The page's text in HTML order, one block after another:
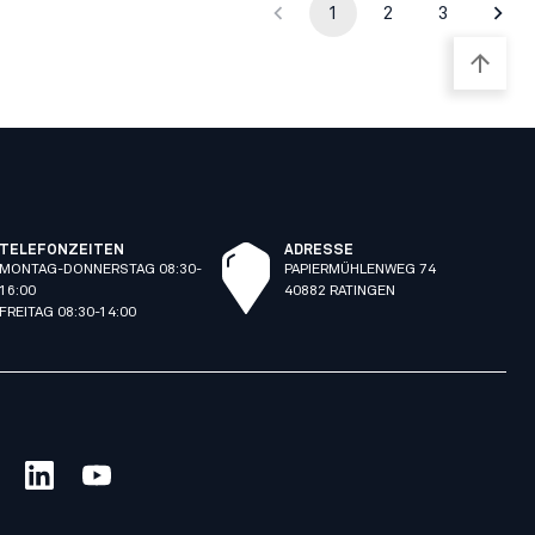
1 2 3
TELEFONZEITEN
MONTAG-DONNERSTAG 08:30-
16:00
FREITAG 08:30-14:00
ADRESSE
PAPIERMÜHLENWEG 74
40882 RATINGEN